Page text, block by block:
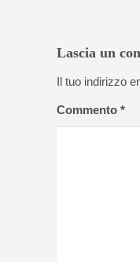
Lascia un
Il tuo indirizzo
Commento *